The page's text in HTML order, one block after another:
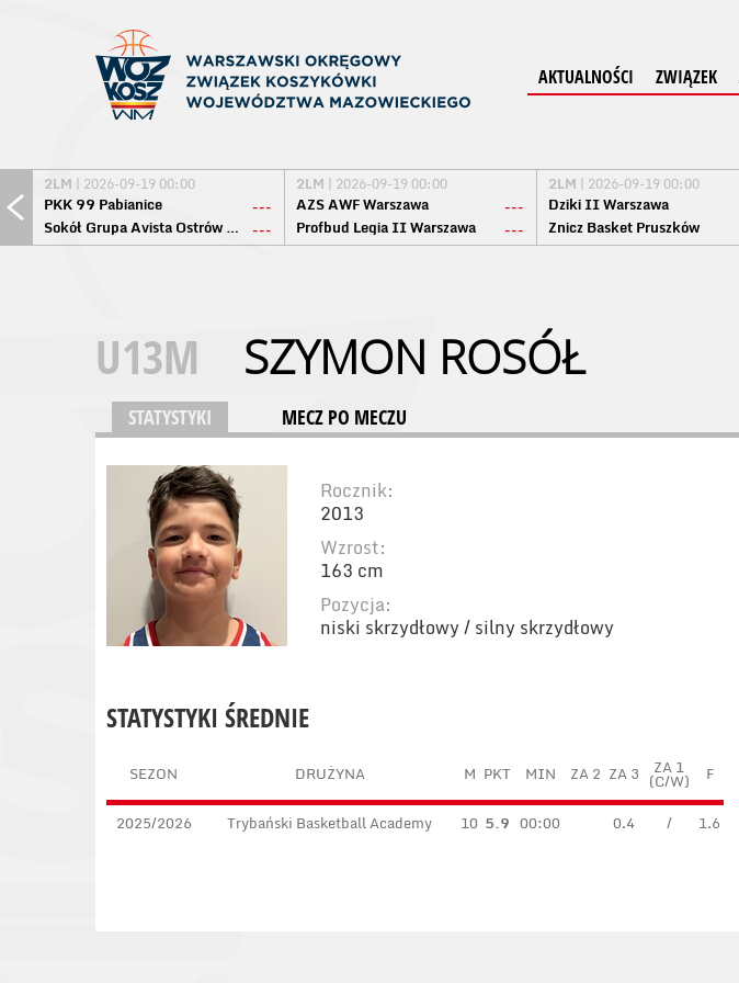
AKTUALNOŚCI ZWIĄZEK
2LM | 2026-09-19 00:00
PKK 99 Pabianice
---
Sokół Grupa Avista Ostrów Maz. ---
2LM | 2026-09-19 00:00
AZS AWF Warszawa
---
Profbud Legia II Warszawa
---
2LM | 2026-09-19 00:00
Dziki II Warszawa
Znicz Basket Pruszków
U13M SZYMON ROSÓŁ
STATYSTYKI MECZ PO MECZU
Rocznik:
2013
Wzrost:
163 cm
Pozycja:
niski skrzydłowy / silny skrzydłowy
STATYSTYKI ŚREDNIE
SEZON DRUŻYNA M PKT MIN ZA 2 ZA 3 ZA 1
(C/W) F
2025/2026 Trybański Basketball Academy 10 5.9 00:00 0.4 / 1.6